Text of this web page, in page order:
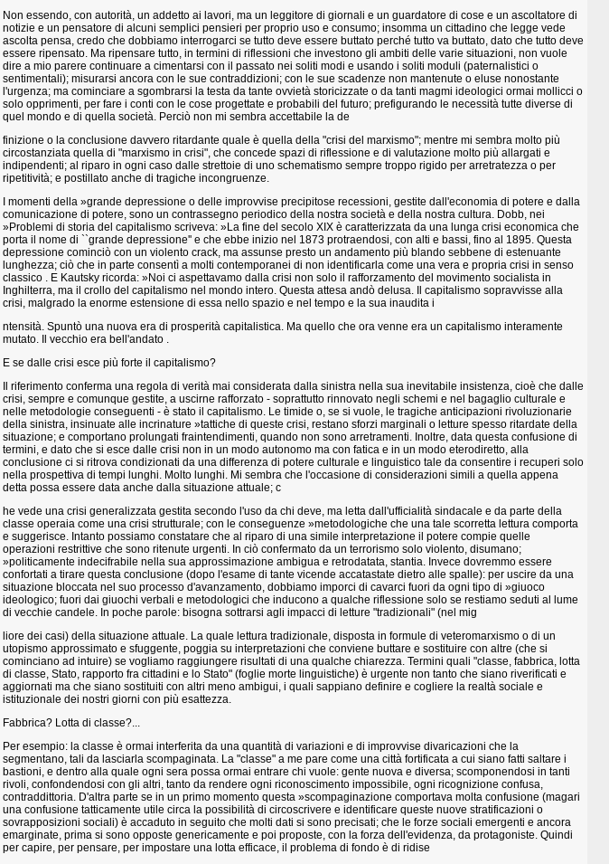
Non essendo, con autorità, un addetto ai lavori, ma un leggitore di giornali e un guardatore di cose e un ascoltatore di
notizie e un pensatore di alcuni semplici pensieri per proprio uso e consumo; insomma un cittadino che legge vede
ascolta pensa, credo che dobbiamo interrogarci se tutto deve essere buttato perché tutto va buttato, dato che tutto deve
essere ripensato. Ma ripensare tutto, in termini di riflessioni che investono gli ambiti delle varie situazioni, non vuole
dire a mio parere continuare a cimentarsi con il passato nei soliti modi e usando i soliti moduli (paternalistici o
sentimentali); misurarsi ancora con le sue contraddizioni; con le sue scadenze non mantenute o eluse nonostante
l'urgenza; ma cominciare a sgombrarsi la testa da tante ovvietà storicizzate o da tanti magmi ideologici ormai mollicci o
solo opprimenti, per fare i conti con le cose progettate e probabili del futuro; prefigurando le necessità tutte diverse di
quel mondo e di quella società. Perciò non mi sembra accettabile la de
finizione o la conclusione davvero ritardante quale è quella della "crisi del marxismo"; mentre mi sembra molto più
circostanziata quella di "marxismo in crisi", che concede spazi di riflessione e di valutazione molto più allargati e
indipendenti; al riparo in ogni caso dalle strettoie di uno schematismo sempre troppo rigido per arretratezza o per
ripetitività; e postillato anche di tragiche incongruenze.
I momenti della »grande depressione o delle improvvise precipitose recessioni, gestite dall'economia di potere e dalla
comunicazione di potere, sono un contrassegno periodico della nostra società e della nostra cultura. Dobb, nei
»Problemi di storia del capitalismo scriveva: »La fine del secolo XIX è caratterizzata da una lunga crisi economica che
porta il nome di ``grande depressione'' e che ebbe inizio nel 1873 protraendosi, con alti e bassi, fino al 1895. Questa
depressione cominciò con un violento crack, ma assunse presto un andamento più blando sebbene di estenuante
lunghezza; ciò che in parte consentì a molti contemporanei di non identificarla come una vera e propria crisi in senso
classico . E Kautsky ricorda: »Noi ci aspettavamo dalla crisi non solo il rafforzamento del movimento socialista in
Inghilterra, ma il crollo del capitalismo nel mondo intero. Questa attesa andò delusa. Il capitalismo sopravvisse alla
crisi, malgrado la enorme estensione di essa nello spazio e nel tempo e la sua inaudita i
ntensità. Spuntò una nuova era di prosperità capitalistica. Ma quello che ora venne era un capitalismo interamente
mutato. Il vecchio era bell'andato .
E se dalle crisi esce più forte il capitalismo?
Il riferimento conferma una regola di verità mai considerata dalla sinistra nella sua inevitabile insistenza, cioè che dalle
crisi, sempre e comunque gestite, a uscirne rafforzato - soprattutto rinnovato negli schemi e nel bagaglio culturale e
nelle metodologie conseguenti - è stato il capitalismo. Le timide o, se si vuole, le tragiche anticipazioni rivoluzionarie
della sinistra, insinuate alle incrinature »tattiche di queste crisi, restano sforzi marginali o letture spesso ritardate della
situazione; e comportano prolungati fraintendimenti, quando non sono arretramenti. Inoltre, data questa confusione di
termini, e dato che si esce dalle crisi non in un modo autonomo ma con fatica e in un modo eterodiretto, alla
conclusione ci si ritrova condizionati da una differenza di potere culturale e linguistico tale da consentire i recuperi solo
nella prospettiva di tempi lunghi. Molto lunghi. Mi sembra che l'occasione di considerazioni simili a quella appena
detta possa essere data anche dalla situazione attuale; c
he vede una crisi generalizzata gestita secondo l'uso da chi deve, ma letta dall'ufficialità sindacale e da parte della
classe operaia come una crisi strutturale; con le conseguenze »metodologiche che una tale scorretta lettura comporta
e suggerisce. Intanto possiamo constatare che al riparo di una simile interpretazione il potere compie quelle
operazioni restrittive che sono ritenute urgenti. In ciò confermato da un terrorismo solo violento, disumano;
»politicamente indecifrabile nella sua approssimazione ambigua e retrodatata, stantia. Invece dovremmo essere
confortati a tirare questa conclusione (dopo l'esame di tante vicende accatastate dietro alle spalle): per uscire da una
situazione bloccata nel suo processo d'avanzamento, dobbiamo imporci di cavarci fuori da ogni tipo di »giuoco
ideologico; fuori dai giuochi verbali e metodologici che inducono a qualche riflessione solo se restiamo seduti al lume
di vecchie candele. In poche parole: bisogna sottrarsi agli impacci di letture "tradizionali" (nel mig
liore dei casi) della situazione attuale. La quale lettura tradizionale, disposta in formule di veteromarxismo o di un
utopismo approssimato e sfuggente, poggia su interpretazioni che conviene buttare e sostituire con altre (che si
cominciano ad intuire) se vogliamo raggiungere risultati di una qualche chiarezza. Termini quali "classe, fabbrica, lotta
di classe, Stato, rapporto fra cittadini e lo Stato" (foglie morte linguistiche) è urgente non tanto che siano riverificati e
aggiornati ma che siano sostituiti con altri meno ambigui, i quali sappiano definire e cogliere la realtà sociale e
istituzionale dei nostri giorni con più esattezza.
Fabbrica? Lotta di classe?...
Per esempio: la classe è ormai interferita da una quantità di variazioni e di improvvise divaricazioni che la
segmentano, tali da lasciarla scompaginata. La "classe" a me pare come una città fortificata a cui siano fatti saltare i
bastioni, e dentro alla quale ogni sera possa ormai entrare chi vuole: gente nuova e diversa; scomponendosi in tanti
rivoli, confondendosi con gli altri, tanto da rendere ogni riconoscimento impossibile, ogni ricognizione confusa,
contraddittoria. D'altra parte se in un primo momento questa »scompaginazione comportava molta confusione (magari
una confusione tatticamente utile circa la possibilità di circoscrivere e identificare queste nuove stratificazioni o
sovrapposizioni sociali) è accaduto in seguito che molti dati si sono precisati; che le forze sociali emergenti e ancora
emarginate, prima si sono opposte genericamente e poi proposte, con la forza dell'evidenza, da protagoniste. Quindi
per capire, per pensare, per impostare una lotta efficace, il problema di fondo è di ridise